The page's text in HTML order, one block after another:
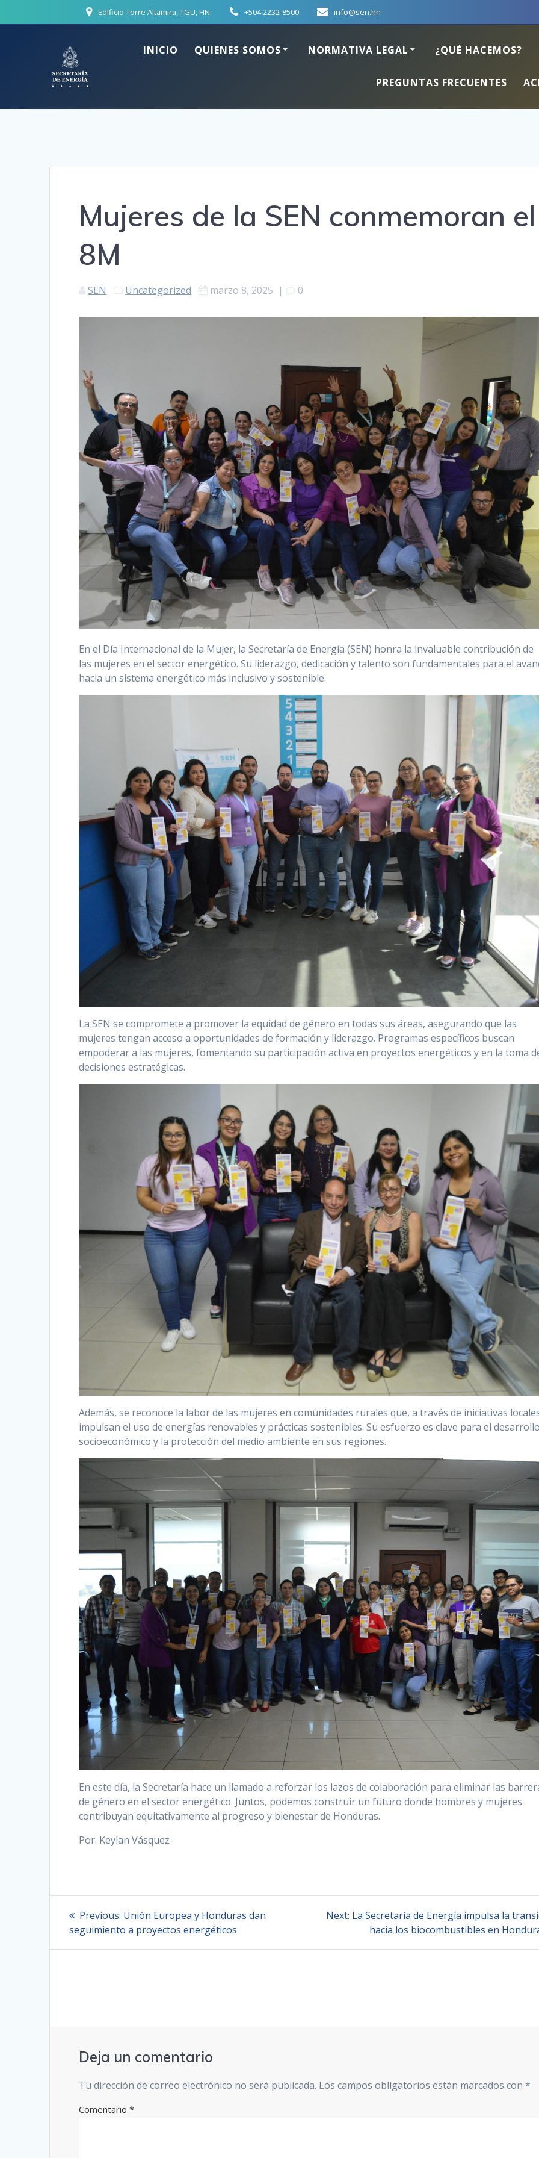
to
Edificio Torre Altamira, TGU, HN. +504 2232-8500 info@sen.hn
INICIO QUIENES SOMOS NORMATIVA LEGAL ¿QUÉ HACEMOS?
PREGUNTAS FRECUENTES
Mujeres de la SEN conmemoran el
8M
SEN Uncategorized marzo 8, 2025 | 0
En el Día Internacional de la Mujer, la Secretaría de Energía (SEN) honra la invaluable contribución de
las mujeres en el sector energético. Su liderazgo, dedicación y talento son fundamentales para el
hacia un sistema energético más inclusivo y sostenible.
La SEN se compromete a promover la equidad de género en todas sus áreas, asegurando que las
mujeres tengan acceso a oportunidades de formación y liderazgo. Programas específicos buscan
empoderar a las mujeres, fomentando su participación activa en proyectos energéticos y en la toma
decisiones estratégicas.
Además, se reconoce la labor de las mujeres en comunidades rurales que, a través de iniciativas
impulsan el uso de energías renovables y prácticas sostenibles. Su esfuerzo es clave para el
socioeconómico y la protección del medio ambiente en sus regiones.
En este día, la Secretaría hace un llamado a reforzar los lazos de colaboración para eliminar las
de género en el sector energético. Juntos, podemos construir un futuro donde hombres y mujeres
contribuyan equitativamente al progreso y bienestar de Honduras.
Por: Keylan Vásquez
Navegación
de
Previous: Previous
post:
Unión Europea y Honduras dan
seguimiento a proyectos energéticos
Next: Next
post:
La Secretaría de Energía impulsa la
hacia los biocombustibles en
Deja un comentario
Tu dirección de correo electrónico no será publicada. Los campos obligatorios están marcados con*
Comentario*